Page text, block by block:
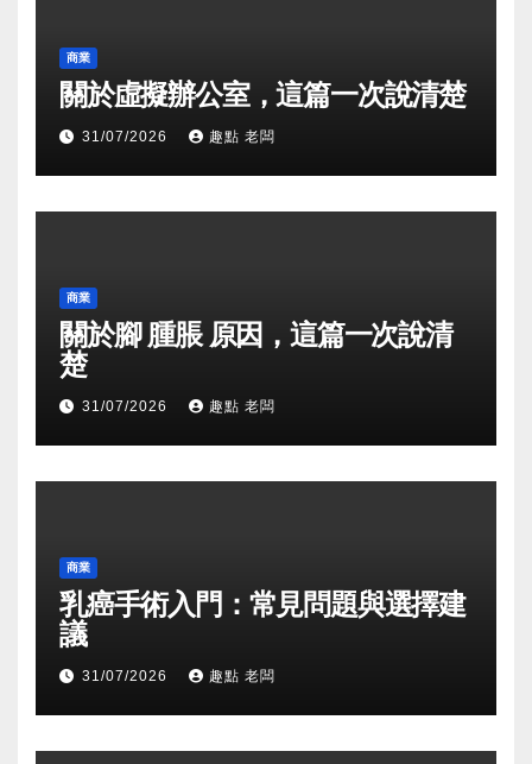
商業
關於虛擬辦公室，這篇一次說清楚
31/07/2026 趣點 老闆
商業
關於腳 腫脹 原因，這篇一次說清
楚
31/07/2026 趣點 老闆
商業
乳癌手術入門：常見問題與選擇建
議
31/07/2026 趣點 老闆